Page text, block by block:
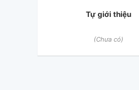
Tự giới thiệu
(Chưa có)